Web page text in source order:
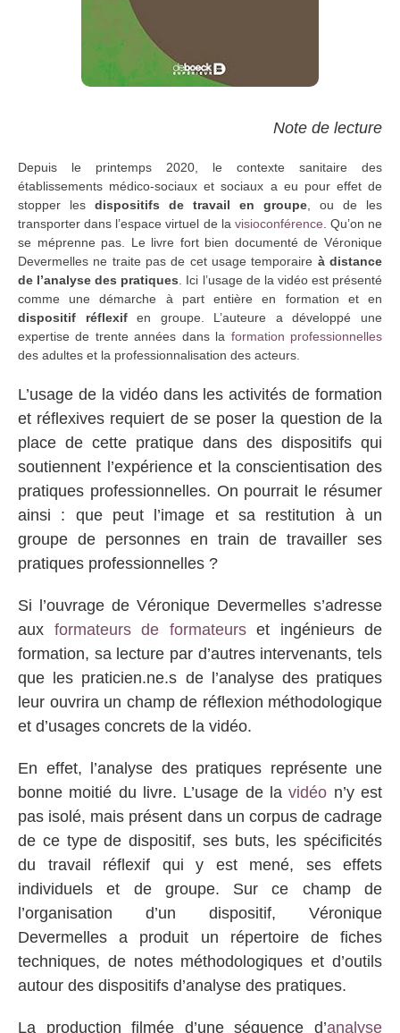
Note de lecture
Depuis le printemps 2020, le contexte sanitaire des
établissements médico-sociaux et sociaux a eu pour effet de
stopper les dispositifs de travail en groupe , ou de les
transporter dans l’espace virtuel de la visioconférence . Qu’on ne
se méprenne pas. Le livre fort bien documenté de Véronique
Devermelles ne traite pas de cet usage temporaire à distance
de l’analyse des pratiques . Ici l’usage de la vidéo est présenté
comme une démarche à part entière en formation et en
dispositif réflexifen groupe. L’auteure a développé une
expertise de trente années dans la formation professionnelles
des adultes et la professionnalisation des acteurs.
L’usage de la vidéo dans les activités de formation
et réflexives requiert de se poser la question de la
place de cette pratique dans des dispositifs qui
soutiennent l’expérience et la conscientisation des
pratiques professionnelles. On pourrait le résumer
ainsi : que peut l’image et sa restitution à un
groupe de personnes en train de travailler ses
pratiques professionnelles ?
Si l’ouvrage de Véronique Devermelles s’adresse
aux formateurs de formateurset ingénieurs de
formation, sa lecture par d’autres intervenants, tels
que les praticien.ne.s de l’analyse des pratiques
leur ouvrira un champ de réflexion méthodologique
et d’usages concrets de la vidéo.
En effet, l’analyse des pratiques représente une
bonne moitié du livre. L’usage de lavidéo n’y est
pas isolé, mais présent dans un corpus de cadrage
de ce type de dispositif, ses buts, les spécificités
du travail réflexif qui y est mené, ses effets
individuels et de groupe. Sur ce champ de
l’organisation d’un dispositif, Véronique
Devermelles a produit un répertoire de fiches
techniques, de notes méthodologiques et d’outils
autour des dispositifs d’analyse des pratiques.
La production filmée d’une séquence d’analyse